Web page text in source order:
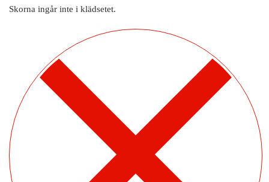
Skorna ingår inte i klädsetet.